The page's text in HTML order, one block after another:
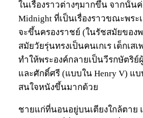
ในเรื่องราวต่างๆมากขึ้น จากนั้นค่
Midnight ที่เป็นเรื่องราวขณะพระ
จะขึ้นครองราชย์ (ในรัชสมัยของพ
สมัยวัยรุ่นทรงเป็นคนเกเร เด็กเส
ทำให้พระองค์กลายเป็นวีรกษัตริย์
และศักดิ์ศรี (แบบใน Henry V) แ
สนใจหนังขึ้นมากด้วย
ชายแก่ที่นอนอยู่บนเตียงใกล้ตาย